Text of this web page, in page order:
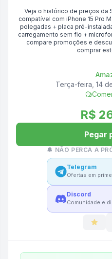
Veja o histórico de preços da
compatível com iPhone 15 Pro
polegadas + placa pré-
carregamento sem fio +
compare promoções e
comprar
Terça-feira, 14
R$
Pegar
🔔 NÃO PERCA A
Telegram
Ofertas em
Discord
Comunidade e